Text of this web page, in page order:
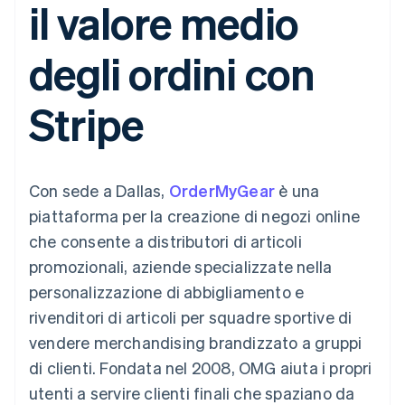
flessibile
Metodi di
pagamento
oltre 125
Terminal
Pagamenti di
persona
Authorization
ottimizzata
Pagamento
accelerato
Connections
Conti finanziari
della contabilità
Stripe Sigma
personalizzati
Data Pipeline
Product roadmap
Gestione del denaro
Piattaforme
SaaS
Per settore
Gaming
Ospitalità, viaggi e
tempo libero
Assicurazione
intrattenimento
Organizzazioni non
profit
Servizi professionali
Pubblica
amministrazione
Commercio al dettaglio
Gestire gli
abbonamenti
Offrire addebiti in base
all'utilizzo
Emettere carte
garantite da stablecoin
Esegui il provisioning e
gestisci i servizi con gli
Risorse
Integrazioni app
Esempi di codice
Blog per sviluppatori
Stato dell'API
Roadmap del prodotto
Conferenza annuale
Sessions
Lavora con noi
Sala stampa
Contattaci
Diventa nostro partner
il valore medio
degli ordini con
Stripe
Con sede a Dallas, OrderMyGear è una
piattaforma per la creazione di negozi online
che consente a distributori di articoli
promozionali, aziende specializzate nella
personalizzazione di abbigliamento e
rivenditori di articoli per squadre sportive di
vendere merchandising brandizzato a gruppi
di clienti. Fondata nel 2008, OMG aiuta i propri
utenti a servire clienti finali che spaziano da